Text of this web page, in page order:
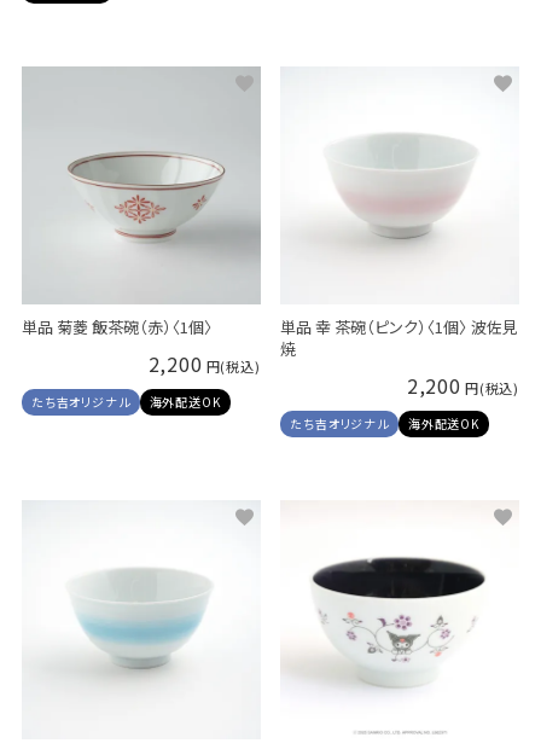
単品 菊菱 飯茶碗（赤）〈1個〉
2,200
たち吉オリジナル 海外配送OK
単品 幸 茶碗（ピンク）〈1個〉 波佐見
焼
2,200
たち吉オリジナル 海外配送OK